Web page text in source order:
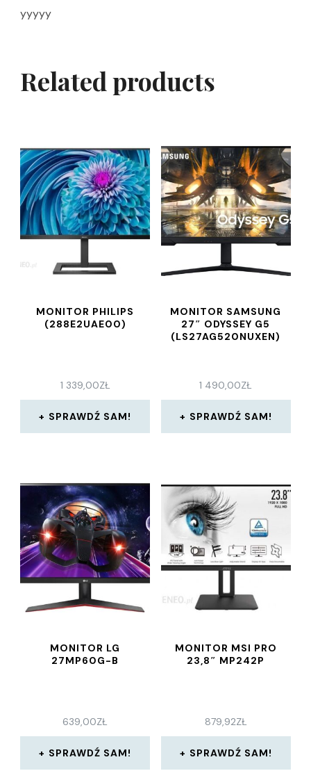
yyyyy
Related products
MONITOR PHILIPS
(288E2UAE00)
1 339,00ZŁ
SPRAWDŹ SAM!
MONITOR SAMSUNG
27″ ODYSSEY G5
(LS27AG520NUXEN)
1 490,00ZŁ
SPRAWDŹ SAM!
MONITOR LG
27MP60G-B
639,00ZŁ
SPRAWDŹ SAM!
MONITOR MSI PRO
23,8″ MP242P
879,92ZŁ
SPRAWDŹ SAM!